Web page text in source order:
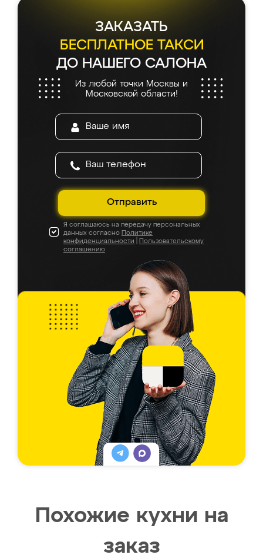
ЗАКАЗАТЬ
БЕСПЛАТНОЕ ТАКСИ
ДО НАШЕГО САЛОНА
Из любой точки Москвы и
Московской области!
Отправить
Я соглашаюсь на передачу персональных
данных согласно Политике
конфиденциальности
Пользовательскому
соглашению
Похожие кухни на
заказ